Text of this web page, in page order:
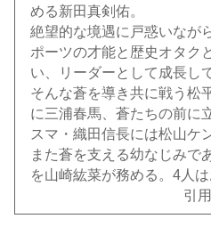
める新田真剣佑。
絶望的な境遇に戸惑いなが
ポーツの才能と歴史オタク
い、リーダーとして成長し
そんな蒼を導き共に戦う松
に三浦春馬、蒼たちの前に
スマ・織田信長には松山ケ
また蒼を支える幼なじみで
を山崎紘菜が務める。4人は
引